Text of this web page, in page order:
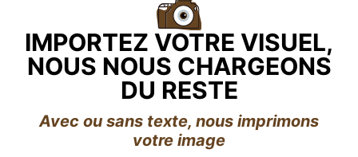
IMPORTEZ VOTRE VISUEL,
NOUS NOUS CHARGEONS
DU RESTE
Avec ou sans texte, nous imprimons
votre image